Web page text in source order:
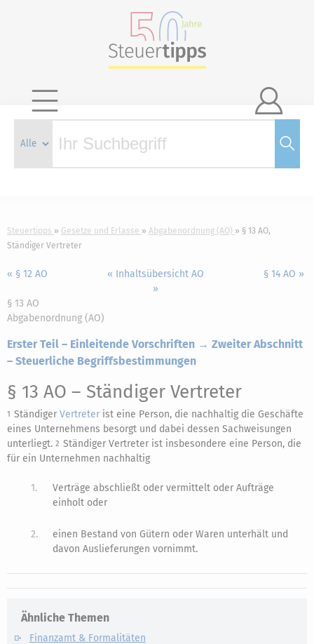

Steuertipps Gesetze und Erlasse Abgabenordnung (AO)
§ 13 AO,
Ständiger Vertreter
« § 12 AO
« Inhaltsübersicht AO
»
§ 14 AO »
§ 13 AO
Abgabenordnung (AO)
Erster Teil – Einleitende Vorschriften → Zweiter Abschnitt
– Steuerliche Begriffsbestimmungen
§ 13 AO – Ständiger Vertreter
1 Ständiger Vertreter ist eine Person, die nachhaltig die Geschäfte
eines Unternehmens besorgt und dabei dessen Sachweisungen
unterliegt. 2 Ständiger Vertreter ist insbesondere eine Person, die
für ein Unternehmen nachhaltig
1.
Verträge abschließt oder vermittelt oder Aufträge
einholt oder
2.
einen Bestand von Gütern oder Waren unterhält und
davon Auslieferungen vornimmt.
Ähnliche Themen
Finanzamt & Formalitäten